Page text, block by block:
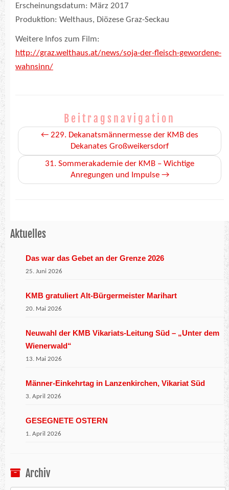
Erscheinungsdatum: März 2017
Produktion: Welthaus, Diözese Graz-Seckau
Weitere Infos zum Film:
http://graz.welthaus.at/news/soja-der-fleisch-gewordene-
wahnsinn/
Beitragsnavigation
← 229. Dekanatsmännermesse der KMB des
Dekanates Großweikersdorf
31. Sommerakademie der KMB – Wichtige
Anregungen und Impulse →
Aktuelles
Das war das Gebet an der Grenze 2026
25. Juni 2026
KMB gratuliert Alt-Bürgermeister Marihart
20. Mai 2026
Neuwahl der KMB Vikariats-Leitung Süd – „Unter dem
Wienerwald“
13. Mai 2026
Männer-Einkehrtag in Lanzenkirchen, Vikariat Süd
3. April 2026
GESEGNETE OSTERN
1. April 2026
Archiv